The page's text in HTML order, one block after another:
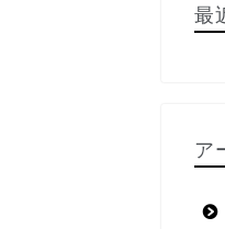
最
ア